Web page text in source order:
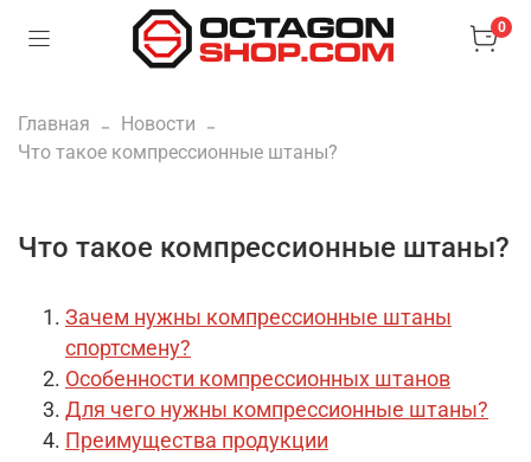
0
Главная
Новости
Что такое компрессионные штаны?
Что такое компрессионные штаны?
Зачем нужны компрессионные штаны
спортсмену?
Особенности компрессионных штанов
Для чего нужны компрессионные штаны?
Преимущества продукции